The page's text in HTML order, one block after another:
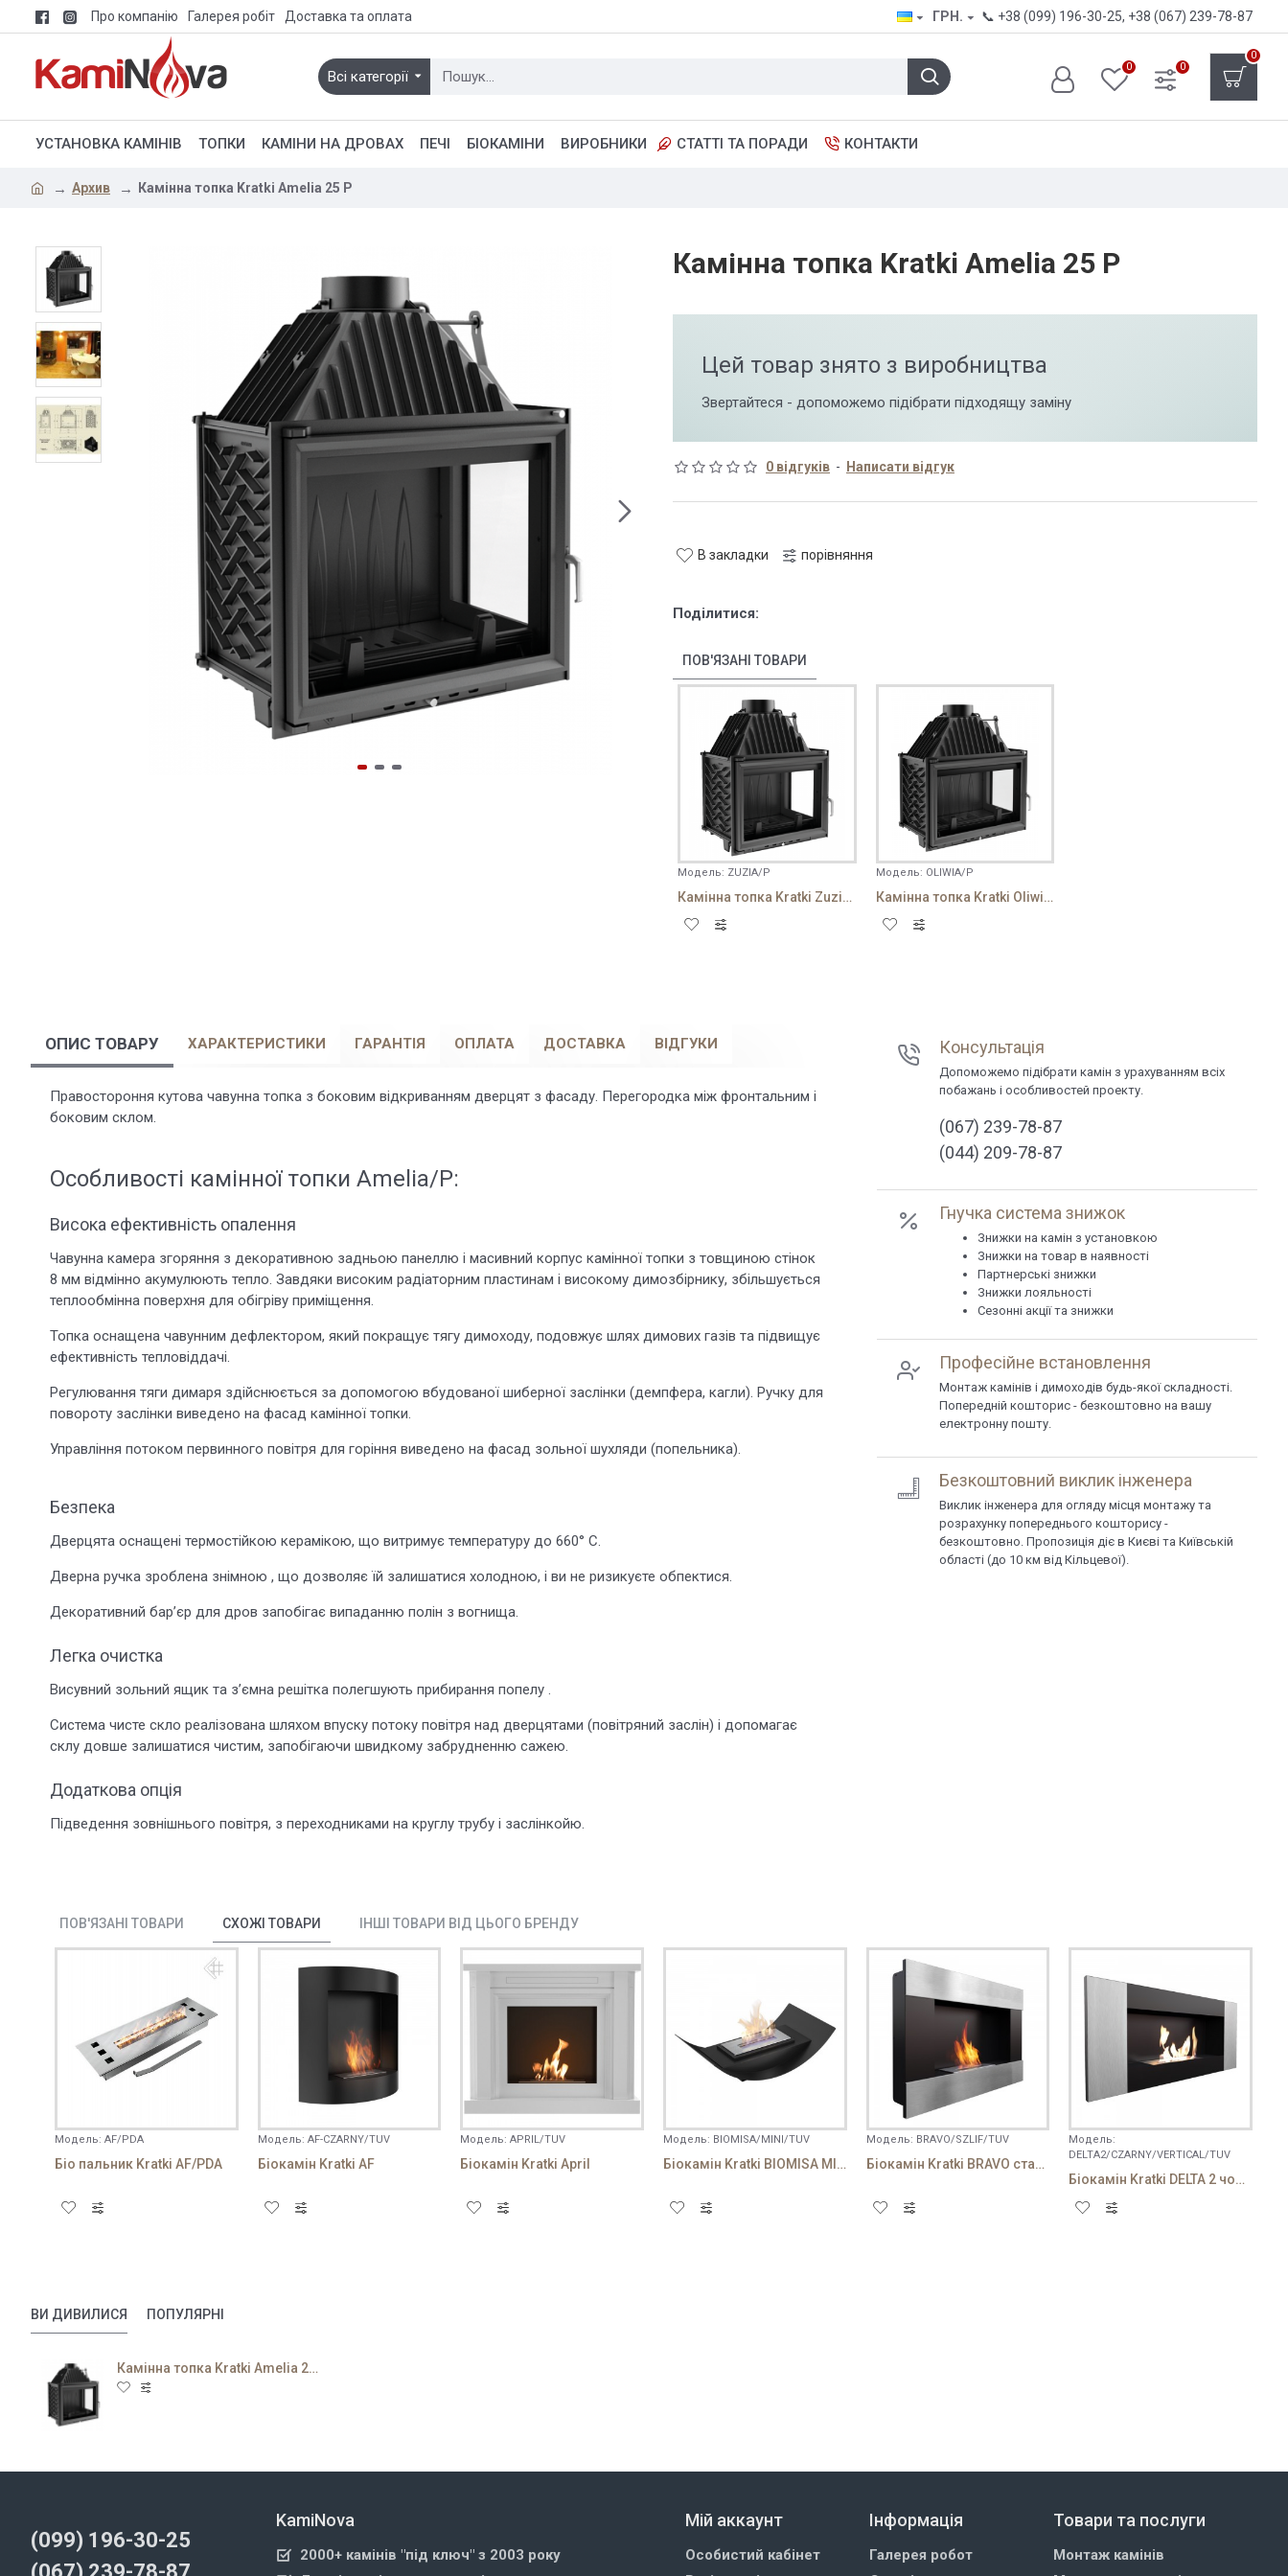
Про компанію Галерея робіт Доставка та оплата ГРН. 📞 +38 (099) 196-30-25, +38 (067) 239-78-87
Всі категорії
0 0
0
УСТАНОВКА КАМІНІВ ТОПКИ КАМІНИ НА ДРОВАХ ПЕЧІ БІОКАМІНИ ВИРОБНИКИ СТАТТІ ТА ПОРАДИ КОНТАКТИ
Архив Камінна топка Kratki Amelia 25 P
Камінна топка Kratki Amelia 25 P
Цей товар знято з виробництва
Звертайтеся - допоможемо підібрати підходящу заміну
0 відгуків - Написати відгук
В закладки порівняння
Поділитися:
ПОВ'ЯЗАНІ ТОВАРИ
Модель: ZUZIA/P
Камінна топка Kratki Zuzia 16 P
Модель: OLIWIA/P
Камінна топка Kratki Oliwia 18 P
ОПИС ТОВАРУ ХАРАКТЕРИСТИКИ ГАРАНТІЯ ОПЛАТА ДОСТАВКА ВІДГУКИ
Правостороння кутова чавунна топка з боковим відкриванням дверцят з фасаду. Перегородка між фронтальним і
боковим склом.
Особливості камінної топки Amelia/P:
Висока ефективність опалення
Чавунна камера згоряння з декоративною задньою панеллю і масивний корпус камінної топки з товщиною стінок
8 мм відмінно акумулюють тепло. Завдяки високим радіаторним пластинам і високому димозбірнику, збільшується
теплообмінна поверхня для обігріву приміщення.
Топка оснащена чавунним дефлектором, який покращує тягу димоходу, подовжує шлях димових газів та підвищує
ефективність тепловіддачі.
Регулювання тяги димаря здійснюється за допомогою вбудованої шиберної заслінки (демпфера, кагли). Ручку для
повороту заслінки виведено на фасад камінної топки.
Управління потоком первинного повітря для горіння виведено на фасад зольної шухляди (попельника).
Безпека
Дверцята оснащені термостійкою керамікою, що витримує температуру до 660° С.
Дверна ручка зроблена знімною , що дозволяє їй залишатися холодною, і ви не ризикуєте обпектися.
Декоративний бар’єр для дров запобігає випаданню полін з вогнища.
Легка очистка
Висувний зольний ящик та з’ємна решітка полегшують прибирання попелу .
Система чисте скло реалізована шляхом впуску потоку повітря над дверцятами (повітряний заслін) і допомагає
склу довше залишатися чистим, запобігаючи швидкому забрудненню сажею.
Додаткова опція
Підведення зовнішнього повітря, з переходниками на круглу трубу і заслінкойю.
Консультація
Допоможемо підібрати камін з урахуванням всіх
побажань і особливостей проекту.
(067) 239-78-87
(044) 209-78-87
Гнучка система знижок
Знижки на камін з установкою
Знижки на товар в наявності
Партнерські знижки
Знижки лояльності
Сезонні акції та знижки
Професійне встановлення
Монтаж камінів і димоходів будь-якої складності.
Попередній кошторис - безкоштовно на вашу
електронну пошту.
Безкоштовний виклик інженера
Виклик інженера для огляду місця монтажу та
розрахунку попереднього кошторису -
безкоштовно. Пропозиція діє в Києві та Київській
області (до 10 км від Кільцевої).
ПОВ'ЯЗАНІ ТОВАРИ СХОЖІ ТОВАРИ ІНШІ ТОВАРИ ВІД ЦЬОГО БРЕНДУ
Модель: AF/PDA
Біо пальник Kratki AF/PDA
Модель: AF-CZARNY/TUV
Біокамін Kratki AF
Модель: APRIL/TUV
Біокамін Kratki April
Модель: BIOMISA/MINI/TUV
Біокамін Kratki BIOMISA MINI чорний
Модель: BRAVO/SZLIF/TUV
Біокамін Kratki BRAVO стальний
Модель:
DELTA2/CZARNY/VERTICAL/TUV
Біокамін Kratki DELTA 2 чорний VERTICAL
ВИ ДИВИЛИСЯ ПОПУЛЯРНІ
Камінна топка Kratki Amelia 25 P
(099) 196-30-25
KamiNova
2000+ камінів "під ключ" з 2003 року
Мій аккаунт
Особистий кабінет
Інформація
Галерея робот
Товари та послуги
Монтаж камінів